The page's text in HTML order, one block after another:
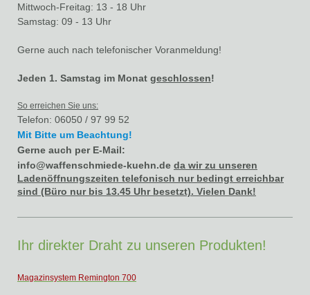
Mittwoch-Freitag: 13 - 18 Uhr
Samstag: 09 - 13 Uhr
Gerne auch nach telefonischer Voranmeldung !
Jeden 1. Samstag im Monat geschlossen!
So erreichen Sie uns:
Telefon: 06050 / 97 99 52
Mit Bitte um Beachtung!
Gerne auch per E-Mail:
info@waffenschmiede-kuehn.de da wir zu unseren
Ladenöffnungszeiten telefonisch nur bedingt erreichbar
sind (Büro nur bis 13.45 Uhr besetzt). Vielen Dank!
Ihr direkter Draht zu unseren Produkten!
Magazinsystem Remington 700